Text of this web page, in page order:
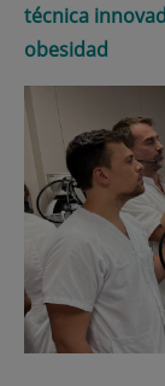
técnica
obesidad